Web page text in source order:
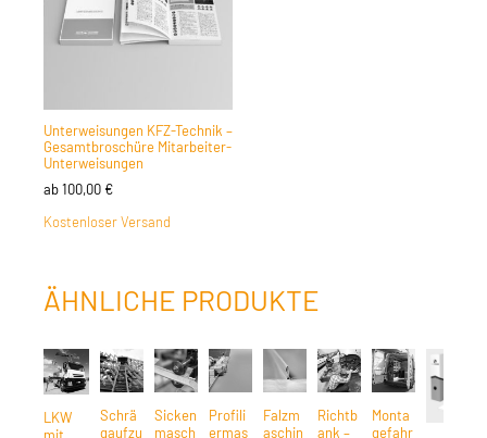
Unterweisungen KFZ-Technik –
Gesamtbroschüre Mitarbeiter-
Unterweisungen
ab100,00 €
Kostenloser Versand
ÄHNLICHE PRODUKTE
LKW
mit
Schrä
gaufzu
Sicken
masch
Profili
ermas
Falzm
aschin
Richtb
ank –
Monta
gefahr